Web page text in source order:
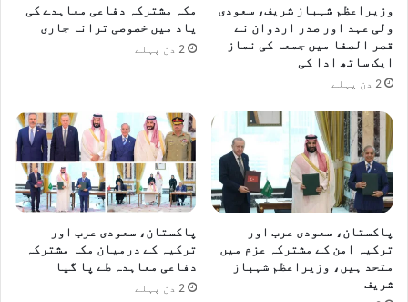
وزیراعظم شہباز شریف، سعودی
ولی عہد اور صدر اردوان نے
قصر الصفا میں جمعہ کی نماز
ایک ساتھ ادا کی
2 دن پہلے
مکہ مشترکہ دفاعی معاہدے کی
یاد میں خصوصی ترانہ جاری
2 دن پہلے
پاکستان، سعودی عرب اور
ترکیہ امن کے مشترکہ عزم میں
متحد ہیں، وزیراعظم شہباز
شریف
پاکستان، سعودی عرب اور
ترکیہ کے درمیان مکہ مشترکہ
دفاعی معاہدہ طے پا گیا
2 دن پہلے